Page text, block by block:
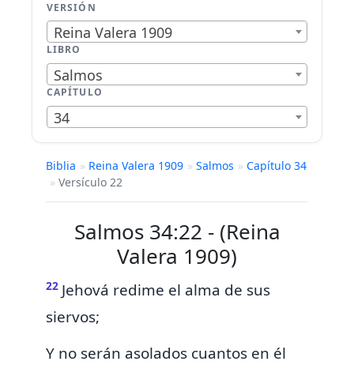
VERSIÓN
Reina Valera 1909
LIBRO
Salmos
CAPÍTULO
34
Biblia » Reina Valera 1909 » Salmos » Capítulo 34
» Versículo 22
Salmos 34:22 - (Reina
Valera 1909)
22 Jehová redime el alma de sus
siervos;
Y no serán asolados cuantos en él